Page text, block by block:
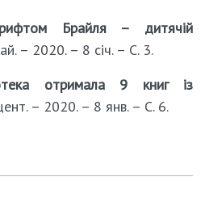
Брайля – дитячій
– 2020. – 8 січ. – С. 3.
отримала 9 книг із
– 2020. – 8 янв. – С. 6.